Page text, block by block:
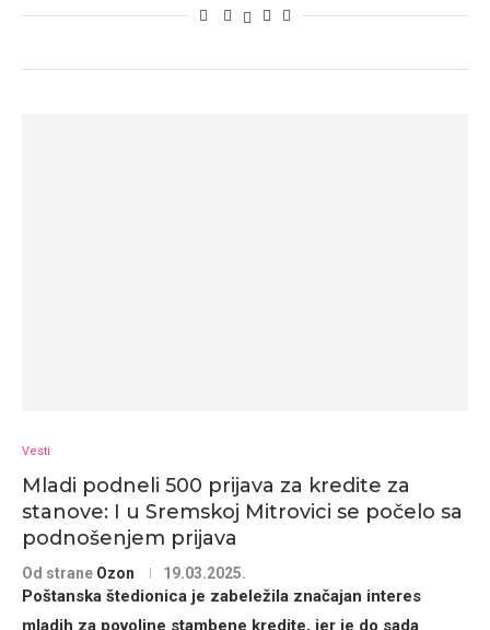
Vesti
Mladi podneli 500 prijava za kredite za
stanove: I u Sremskoj Mitrovici se počelo sa
podnošenjem prijava
Od strane Ozon 19.03.2025.
Poštanska štedionica je zabeležila značajan interes
mladih za povoljne stambene kredite, jer je do sada